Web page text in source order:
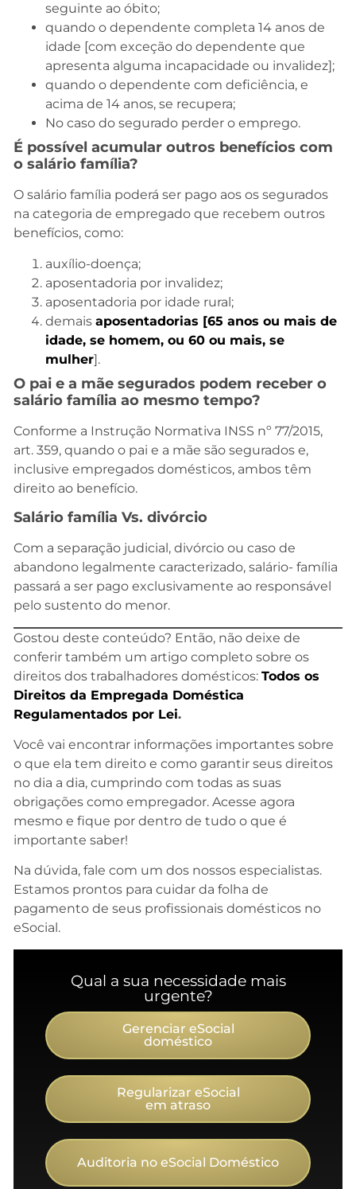
seguinte ao óbito;
quando o dependente completa 14 anos de
idade [com exceção do dependente que
apresenta alguma incapacidade ou invalidez];
quando o dependente com deficiência, e
acima de 14 anos, se recupera;
No caso do segurado perder o emprego.
É possível acumular outros benefícios com
o salário família?
O salário família poderá ser pago aos os segurados
na categoria de empregado que recebem outros
benefícios, como:
auxílio-doença;
aposentadoria por invalidez;
aposentadoria por idade rural;
demais aposentadorias [65 anos ou mais de
idade, se homem, ou 60 ou mais, se
mulher].
O pai e a mãe segurados podem receber o
salário família ao mesmo tempo?
Conforme a Instrução Normativa INSS nº 77/2015,
art. 359, quando o pai e a mãe são segurados e,
inclusive empregados domésticos, ambos têm
direito ao benefício.
Salário família Vs. divórcio
Com a separação judicial, divórcio ou caso de
abandono legalmente caracterizado, salário- família
passará a ser pago exclusivamente ao responsável
pelo sustento do menor.
Gostou deste conteúdo? Então, não deixe de
conferir também um artigo completo sobre os
direitos dos trabalhadores domésticos: Todos os
Direitos da Empregada Doméstica
Regulamentados por Lei.
Você vai encontrar informações importantes sobre
o que ela tem direito e como garantir seus direitos
no dia a dia, cumprindo com todas as suas
obrigações como empregador. Acesse agora
mesmo e fique por dentro de tudo o que é
importante saber!
Na dúvida, fale com um dos nossos especialistas.
Estamos prontos para cuidar da folha de
pagamento de seus profissionais domésticos no
eSocial.
Qual a sua necessidade mais
urgente?
Gerenciar eSocial
doméstico
Regularizar eSocial
em atraso
Auditoria no eSocial Doméstico